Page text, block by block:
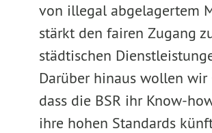
von illegal abgelagertem
stärkt den fairen Zugang
städtischen
Darüber hinaus wollen wir
dass die BSR ihr Know-
ihre hohen Standards